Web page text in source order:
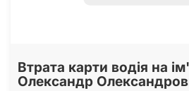
Втрата карти водія на
Олександр